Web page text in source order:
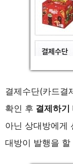
결제수단(카드결
확인 후 결제하기
아닌 상대방에게
대방이 발행을